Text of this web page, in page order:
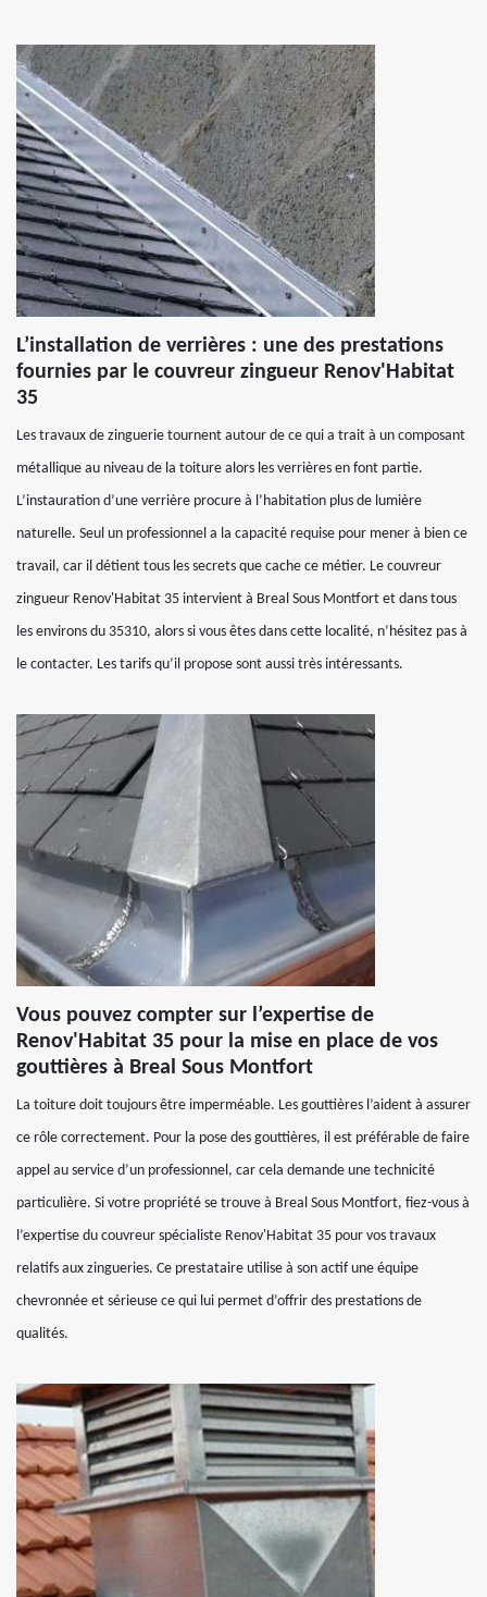
L’installation de verrières : une des prestations
fournies par le couvreur zingueur Renov'Habitat
35
Les travaux de zinguerie tournent autour de ce qui a trait à un composant
métallique au niveau de la toiture alors les verrières en font partie.
L’instauration d’une verrière procure à l’habitation plus de lumière
naturelle. Seul un professionnel a la capacité requise pour mener à bien ce
travail, car il détient tous les secrets que cache ce métier. Le couvreur
zingueur Renov'Habitat 35 intervient à Breal Sous Montfort et dans tous
les environs du 35310, alors si vous êtes dans cette localité, n’hésitez pas à
le contacter. Les tarifs qu’il propose sont aussi très intéressants.
Vous pouvez compter sur l’expertise de
Renov'Habitat 35 pour la mise en place de vos
gouttières à Breal Sous Montfort
La toiture doit toujours être imperméable. Les gouttières l’aident à assurer
ce rôle correctement. Pour la pose des gouttières, il est préférable de faire
appel au service d’un professionnel, car cela demande une technicité
particulière. Si votre propriété se trouve à Breal Sous Montfort, fiez-vous à
l’expertise du couvreur spécialiste Renov'Habitat 35 pour vos travaux
relatifs aux zingueries. Ce prestataire utilise à son actif une équipe
chevronnée et sérieuse ce qui lui permet d’offrir des prestations de
qualités.